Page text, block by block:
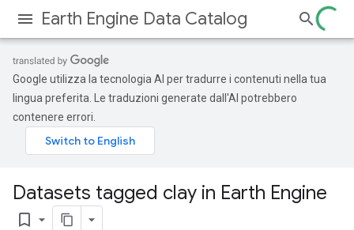
Earth Engine Data Catalog
Google utilizza la tecnologia AI per tradurre i contenuti nella tua
lingua preferita. Le traduzioni generate dall'AI potrebbero
contenere errori.
Datasets tagged clay in Earth Engine
bookmark_border